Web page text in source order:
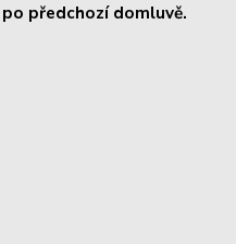
předchozí domluvě.